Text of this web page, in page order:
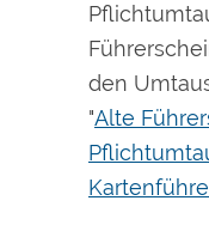
den
"Alte